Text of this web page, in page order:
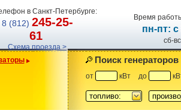
в Санкт-Петербурге:
8 (812) 245-25-
61
Схема проезда >
Время
пн-пт: с
сб-
Поиск генераторов
от кВт до
топливо: